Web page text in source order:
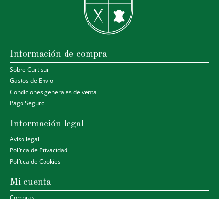
Información de compra
Sobre Curtisur
Gastos de Envio
Condiciones generales de venta
Pago Seguro
Información legal
Aviso legal
Política de Privacidad
Política de Cookies
Mi cuenta
Compras